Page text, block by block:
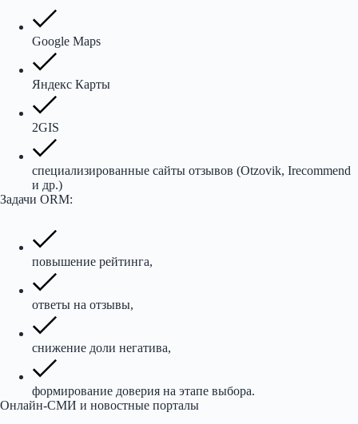
Google Maps
Яндекс Карты
2GIS
специализированные сайты отзывов (Otzovik, Irecommend
и др.)
Задачи ORM:
повышение рейтинга,
ответы на отзывы,
снижение доли негатива,
формирование доверия на этапе выбора.
Онлайн-СМИ и новостные порталы